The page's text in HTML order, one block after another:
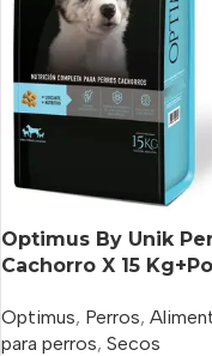
Optimus By Unik
Cachorro X 15
Regalo!!
Optimus, Perros,
para perros, Secos